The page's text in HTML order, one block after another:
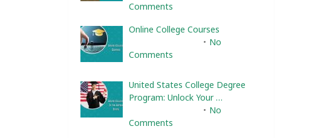
Comments
Online College Courses
No
Comments
United States College Degree
Program: Unlock Your …
No
Comments